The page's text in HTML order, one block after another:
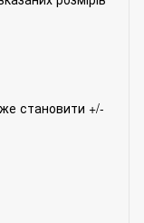
становити +/-